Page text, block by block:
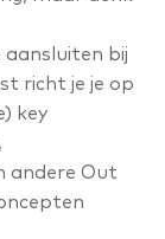
bij
richt je je op
key
andere Out